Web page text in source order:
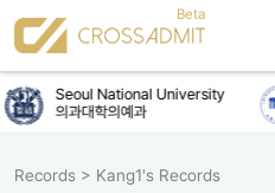
Seoul National University
의과대학의예과
Records > Kang1's Records